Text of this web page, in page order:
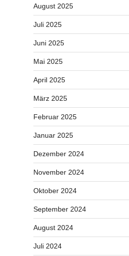
August 2025
Juli 2025
Juni 2025
Mai 2025
April 2025
März 2025
Februar 2025
Januar 2025
Dezember 2024
November 2024
Oktober 2024
September 2024
August 2024
Juli 2024